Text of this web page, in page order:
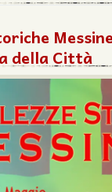
della Città